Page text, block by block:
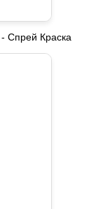
Спрей Краска